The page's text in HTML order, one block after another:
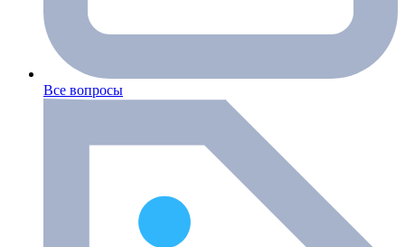
Все вопросы